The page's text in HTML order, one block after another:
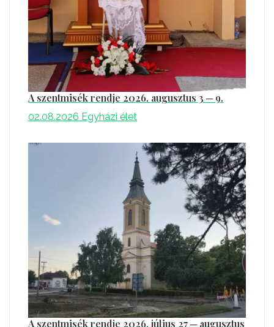
A szentmisék rendje 2026. augusztus 3 ─ 9.
02.08.2026 Egyházi élet
A szentmisék rendje 2026. július 27 ─ augusztus